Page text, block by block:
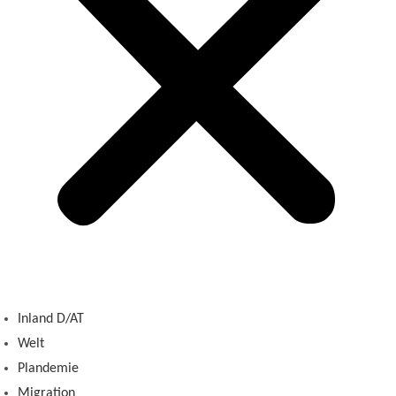
Inland D/AT
Welt
Plandemie